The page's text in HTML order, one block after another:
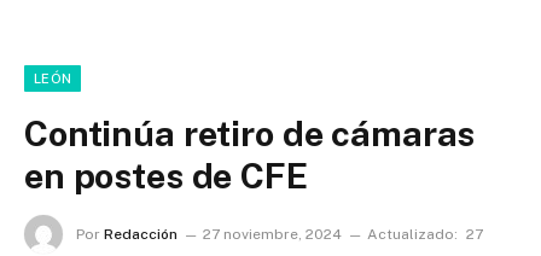
LEÓN
Continúa retiro de cámaras
en postes de CFE
Por Redacción 27 noviembre, 2024 Actualizado: 27